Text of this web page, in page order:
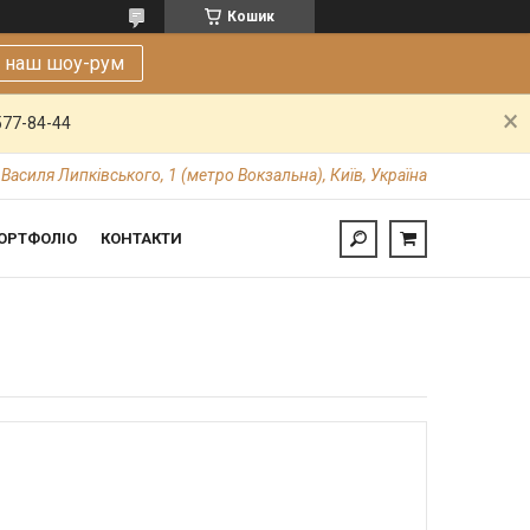
Кошик
наш шоу-рум
84-44
Липківського, 1 (метро Вокзальна), Київ, Україна
КОНТАКТИ